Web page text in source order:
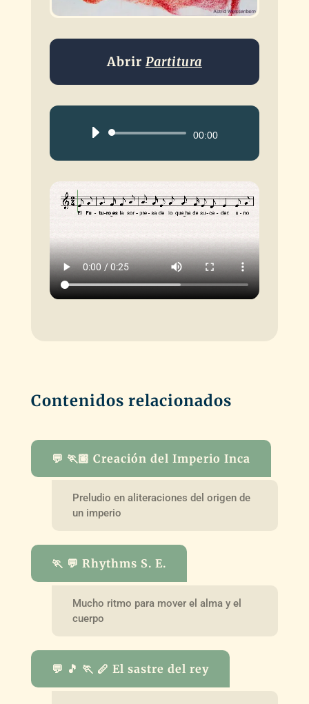
Abrir Partitura
Reproductor00:00
Contenidos relacionados
💬 🏃🏽 Creación del Imperio Inca
Preludio en aliteraciones del origen de
un imperio
🏃 💬 Rhythms S. E.
Mucho ritmo para mover el alma y el
cuerpo
💬 🎵 🏃 🪈 El sastre del rey